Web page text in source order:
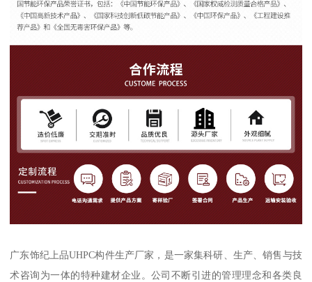
广东饰纪上品UHPC构件生产厂家，是一家集科研、生产、销售与技
术咨询为一体的特种建材企业。公司不断引进的管理理念和各类良